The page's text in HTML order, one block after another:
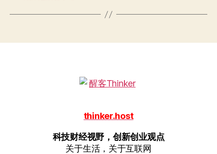
thinker.host
科技财经视野，创新创业观点
关于生活，关于互联网